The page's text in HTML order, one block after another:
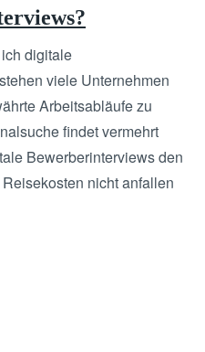
digitale
viele Unternehmen
Arbeitsabläufe zu
findet vermehrt
Bewerberinterviews den
nicht anfallen